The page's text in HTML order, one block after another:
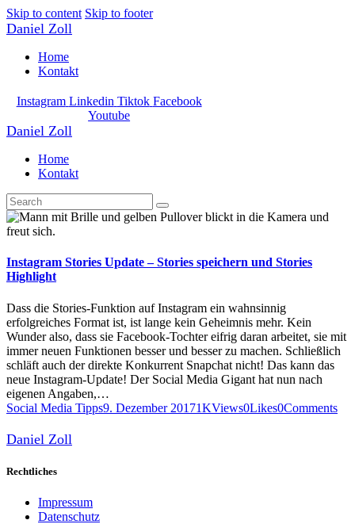
Skip to content Skip to footer
Daniel Zoll
Home
Kontakt
Instagram Linkedin Tiktok Facebook
Youtube
Daniel Zoll
Home
Kontakt
Instagram Stories Update – Stories speichern und Stories
Highlight
Dass die Stories-Funktion auf Instagram ein wahnsinnig
erfolgreiches Format ist, ist lange kein Geheimnis mehr. Kein
Wunder also, dass sie Facebook-Tochter eifrig daran arbeitet, sie mit
immer neuen Funktionen besser und besser zu machen. Schließlich
schläft auch der direkte Konkurrent Snapchat nicht! Das kann das
neue Instagram-Update! Der Social Media Gigant hat nun nach
eigenen Angaben,…
Social Media Tipps9. Dezember 20171KViews0Likes0Comments
Daniel Zoll
Rechtliches
Impressum
Datenschutz